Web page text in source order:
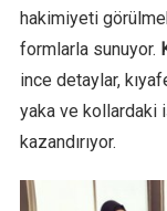
hakimiyeti
formlarla sunuyor.
ince detaylar,
yaka ve
kazandırıyor.